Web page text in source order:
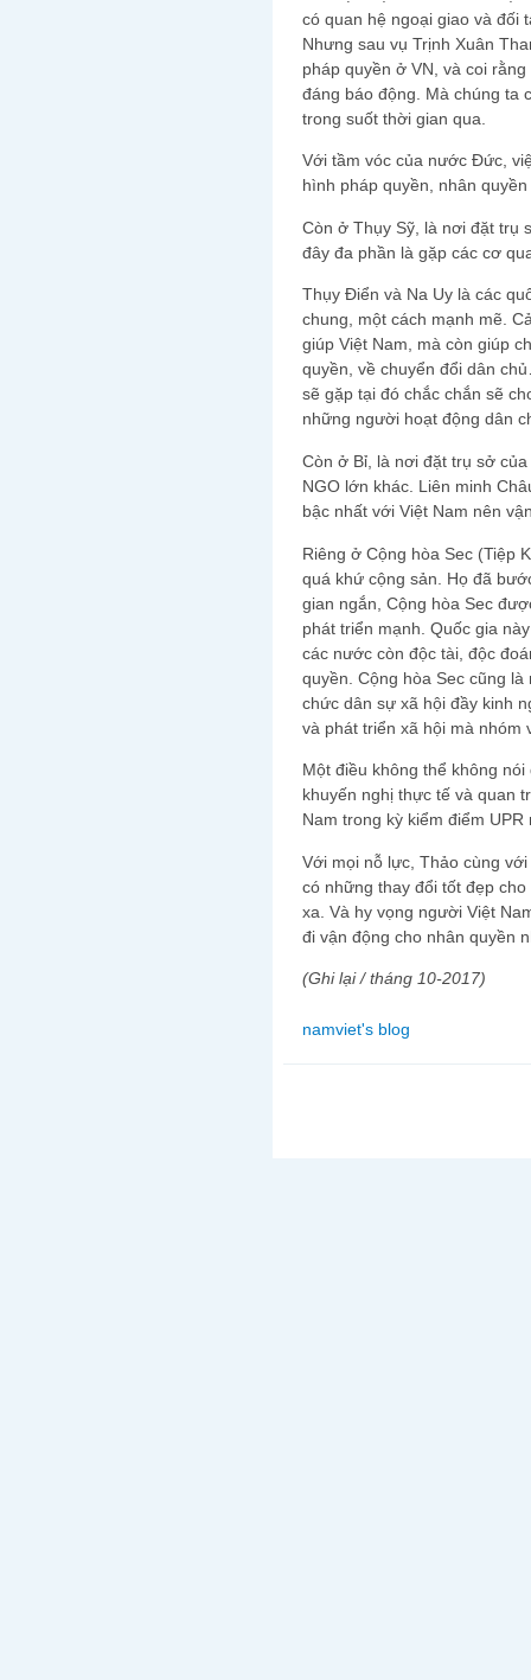
có quan hệ ngoại giao và đối
Nhưng sau vụ Trịnh Xuân
pháp quyền ở VN, và coi
đáng báo động. Mà chúng ta
trong suốt thời gian qua.
Với tầm vóc của nước Đức,
hình pháp quyền, nhân
Còn ở Thụy Sỹ, là nơi đặt trụ
đây đa phần là gặp các cơ
Thụy Điển và Na Uy là các
chung, một cách mạnh mẽ.
giúp Việt Nam, mà còn giúp
quyền, về chuyển đổi dân
sẽ gặp tại đó chắc chắn sẽ
những người hoạt động dân
Còn ở Bỉ, là nơi đặt trụ sở
NGO lớn khác. Liên minh
bậc nhất với Việt Nam nên
Riêng ở Cộng hòa Sec (Tiệp
quá khứ cộng sản. Họ đã
gian ngắn, Cộng hòa Sec
phát triển mạnh. Quốc gia
các nước còn độc tài, độc
quyền. Cộng hòa Sec cũng
chức dân sự xã hội đầy kinh
và phát triển xã hội mà nhóm
Một điều không thể không
khuyến nghị thực tế và quan
Nam trong kỳ kiểm điểm UPR
Với mọi nỗ lực, Thảo cùng
có những thay đổi tốt đẹp
xa. Và hy vọng người Việt
đi vận động cho nhân quyền
(Ghi lại / tháng 10-2017)
namviet's blog